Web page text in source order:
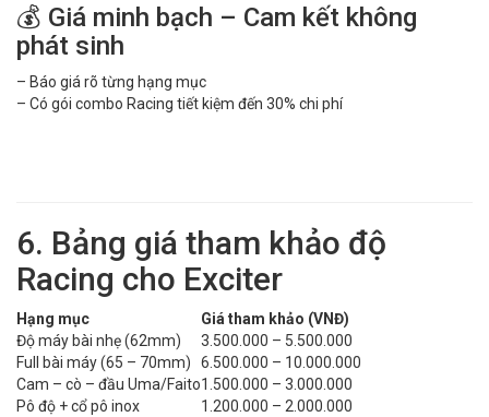
💰 Giá minh bạch – Cam kết không
phát sinh
– Báo giá rõ từng hạng mục
– Có gói combo Racing tiết kiệm đến 30% chi phí
6. Bảng giá tham khảo độ
Racing cho Exciter
Hạng mục
Giá tham khảo (VNĐ)
Độ máy bài nhẹ (62mm)
3.500.000 – 5.500.000
Full bài máy (65 – 70mm)
6.500.000 – 10.000.000
Cam – cò – đầu Uma/Faito1.500.000 – 3.000.000
Pô độ + cổ pô inox
1.200.000 – 2.000.000